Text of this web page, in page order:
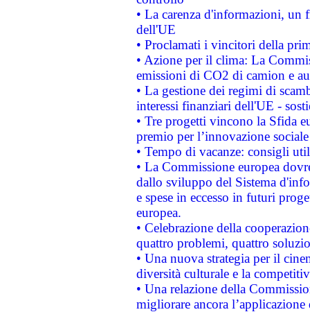
• La carenza d'informazioni, un
dell'UE
• Proclamati i vincitori della
• Azione per il clima: La
emissioni di CO2 di camion e
• La gestione dei regimi di
interessi finanziari dell'UE -
• Tre progetti vincono la Sfida
premio per l’innovazione sociale
• Tempo di vacanze: consigli
• La Commissione europea
dallo sviluppo del Sistema
e spese in eccesso in futuri
europea.
• Celebrazione della
quattro problemi, quattro
• Una nuova strategia per il
diversità culturale e la
• Una relazione della
migliorare ancora